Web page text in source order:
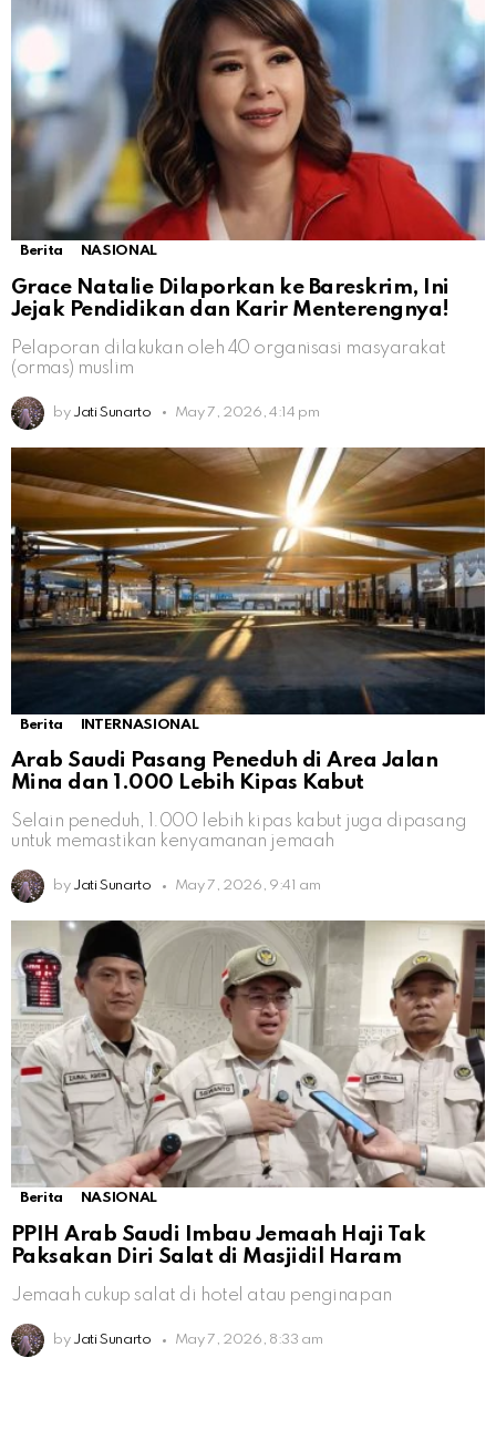
Berita NASIONAL
Grace Natalie Dilaporkan ke Bareskrim, Ini
Jejak Pendidikan dan Karir Menterengnya!
Pelaporan dilakukan oleh 40 organisasi masyarakat
(ormas) muslim
by Jati Sunarto May 7, 2026, 4:14 pm
Berita INTERNASIONAL
Arab Saudi Pasang Peneduh di Area Jalan
Mina dan 1.000 Lebih Kipas Kabut
Selain peneduh, 1.000 lebih kipas kabut juga dipasang
untuk memastikan kenyamanan jemaah
by Jati Sunarto May 7, 2026, 9:41 am
Berita NASIONAL
PPIH Arab Saudi Imbau Jemaah Haji Tak
Paksakan Diri Salat di Masjidil Haram
Jemaah cukup salat di hotel atau penginapan
by Jati Sunarto May 7, 2026, 8:33 am